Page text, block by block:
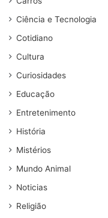
Ciência e Tecnologia
Cotidiano
Cultura
Curiosidades
Educação
Entretenimento
História
Mistérios
Mundo Animal
Noticias
Religião